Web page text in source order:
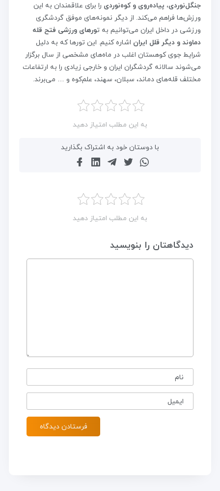
جنگل‌نوردی، پیاده‌روی و کوه‌نوردی را برای علاقمندان به این
ورزش‌ها فراهم می‌کند. از دیگر نمونه‌های موفق گردشگری
ورزشی در داخل ایران می‌توانیم به تورهای ورزشی فتح قله
دماوند و دیگر قلل ایران اشاره کنیم. این تورها که به دلیل
شرایط جوی کوهستان اغلب در ماه‌های مشخصی از سال برگزار
می‌شوند سالانه گردشگران ایران و خارجی زیادی را به ارتفاعات
مختلف قله‌های دماند، سبلان، سهند، علم‌کوه و … می‌برند.
به این مطلب امتیاز دهید
با دوستان خود به اشتراک بگذارید
به این مطلب امتیاز دهید
دیدگاهتان را بنویسید
نام
ایمیل